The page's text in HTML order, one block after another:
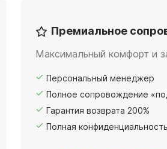
Премиальное
Максимальный комфорт и
Персональный менеджер
Полное сопровождение
Гарантия возврата 200%
Полная конфиденциальность